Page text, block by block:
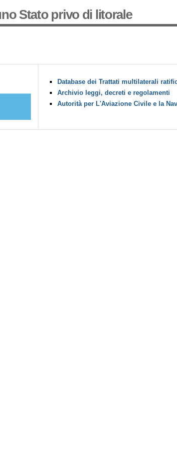
Stato privo di litorale
Database dei Trattati multilaterali
Archivio leggi, decreti e regolamenti
Autorità per L'Aviazione Civile e la